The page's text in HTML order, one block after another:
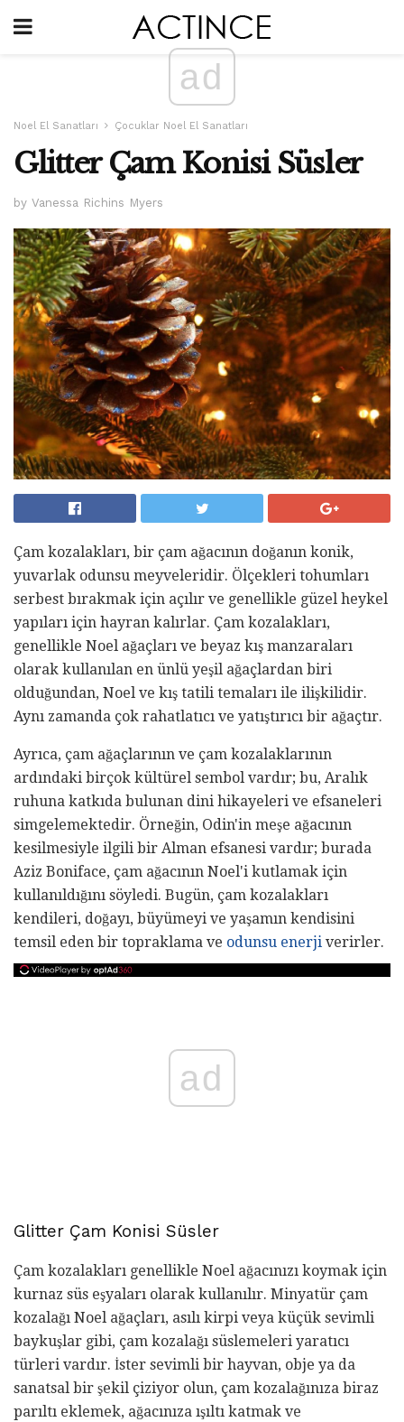
ad
Noel El Sanatları Çocuklar Noel El Sanatları
Glitter Çam Konisi Süsler
by Vanessa Richins Myers
Çam kozalakları, bir çam ağacının doğanın konik,
yuvarlak odunsu meyveleridir. Ölçekleri tohumları
serbest bırakmak için açılır ve genellikle güzel heykel
yapıları için hayran kalırlar. Çam kozalakları,
genellikle Noel ağaçları ve beyaz kış manzaraları
olarak kullanılan en ünlü yeşil ağaçlardan biri
olduğundan, Noel ve kış tatili temaları ile ilişkilidir.
Aynı zamanda çok rahatlatıcı ve yatıştırıcı bir ağaçtır.
Ayrıca, çam ağaçlarının ve çam kozalaklarının
ardındaki birçok kültürel sembol vardır; bu, Aralık
ruhuna katkıda bulunan dini hikayeleri ve efsaneleri
simgelemektedir. Örneğin, Odin'in meşe ağacının
kesilmesiyle ilgili bir Alman efsanesi vardır; burada
Aziz Boniface, çam ağacının Noel'i kutlamak için
kullanıldığını söyledi. Bugün, çam kozalakları
kendileri, doğayı, büyümeyi ve yaşamın kendisini
temsil eden bir topraklama ve odunsu enerji verirler.
ad
Glitter Çam Konisi Süsler
Çam kozalakları genellikle Noel ağacınızı koymak için
kurnaz süs eşyaları olarak kullanılır. Minyatür çam
kozalağı Noel ağaçları, asılı kirpi veya küçük sevimli
baykuşlar gibi, çam kozalağı süslemeleri yaratıcı
türleri vardır. İster sevimli bir hayvan, obje ya da
sanatsal bir şekil çiziyor olun, çam kozalağınıza biraz
parıltı eklemek, ağacınıza ışıltı katmak ve